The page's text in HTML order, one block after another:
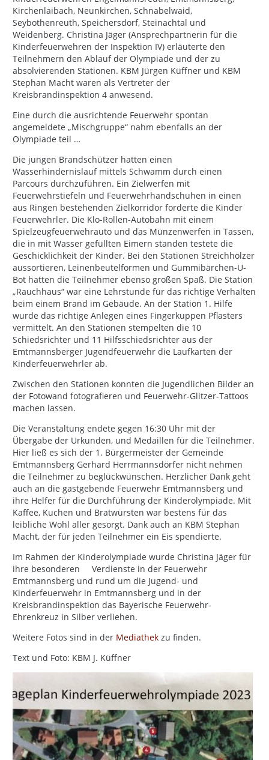
Kirchenlaibach, Neunkirchen, Schnabelwaid,
Seybothenreuth, Speichersdorf, Steinachtal und
Weidenberg. Christina Jäger (Ansprechpartnerin für die
Kinderfeuerwehren der Inspektion IV) erläuterte den
Teilnehmern den Ablauf der Olympiade und der zu
absolvierenden Stationen. KBM Jürgen Küffner und KBM
Stephan Macht waren als Vertreter der
Kreisbrandinspektion 4 anwesend.
Eine durch die ausrichtende Feuerwehr spontan
angemeldete „Mischgruppe“ nahm ebenfalls an der
Olympiade teil …
Die jungen Brandschützer hatten einen
Wasserhindernislauf mittels Schwamm durch einen
Parcours durchzuführen. Ein Zielwerfen mit
Feuerwehrstiefeln und Feuerwehrhandschuhen in einen
aus Ringen bestehenden Zielkorridor forderte die Kinder
Feuerwehrler. Die Klo-Rollen-Autobahn mit einem
Spielzeugfeuerwehrauto und das Münzenwerfen in Tassen,
die in mit Wasser gefüllten Eimern standen testete die
Geschicklichkeit der Kinder. Bei den Stationen Streichhölzer
aussortieren, Leinenbeutelformen und Gummibärchen-U-
Bot hatten die Teilnehmer ebenso großen Spaß. Die Station
„Rauchhaus“ war eine Lehrstunde für das richtige Verhalten
beim einem Brand im Gebäude. An der Station 1. Hilfe
wurde das richtige Anlegen eines Fingerkuppen Pflasters
vermittelt. An den Stationen stempelten die 10
Schiedsrichter und 11 Hilfsschiedsrichter aus der
Emtmannsberger Jugendfeuerwehr die Laufkarten der
Kinderfeuerwehrler ab.
Zwischen den Stationen konnten die Jugendlichen Bilder an
der Fotowand fotografieren und Feuerwehr-Glitzer-Tattoos
machen lassen.
Die Veranstaltung endete gegen 16:30 Uhr mit der
Übergabe der Urkunden, und Medaillen für die Teilnehmer.
Hier ließ es sich der 1. Bürgermeister der Gemeinde
Emtmannsberg Gerhard Herrmannsdörfer nicht nehmen
die Teilnehmer zu beglückwünschen. Herzlicher Dank geht
auch an die gastgebende Feuerwehr Emtmannsberg und
ihre Helfer für die Durchführung der Kinderolympiade. Mit
Kaffee, Kuchen und Bratwürsten war bestens für das
leibliche Wohl aller gesorgt. Dank auch an KBM Stephan
Macht, der für jeden Teilnehmer ein Eis spendierte.
Im Rahmen der Kinderolympiade wurde Christina Jäger für
ihre besonderen Verdienste in der Feuerwehr
Emtmannsberg und rund um die Jugend- und
Kinderfeuerwehr in Emtmannsberg und in der
Kreisbrandinspektion das Bayerische Feuerwehr-
Ehrenkreuz in Silber verliehen.
Weitere Fotos sind in der Mediathek zu finden.
Text und Foto: KBM J. Küffner